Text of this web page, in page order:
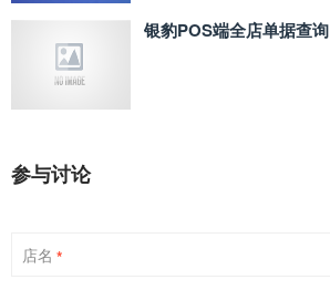
银豹POS端全店单据查询
参与讨论
店名 *